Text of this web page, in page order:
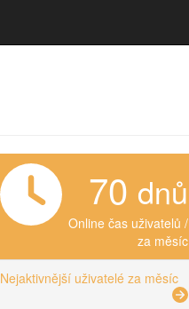
70 dnů
Online čas uživatelů /
za měsíc
Nejaktivnější uživatelé za měsíc